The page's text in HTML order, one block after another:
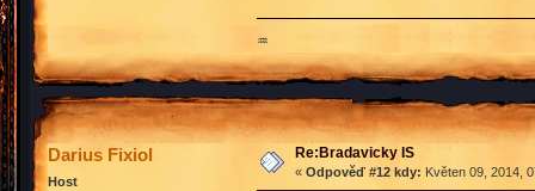
♒
Darius Fixiol
Host
Re:Bradavicky IS
« Odpověď #12 kdy: Květen 09, 2014,